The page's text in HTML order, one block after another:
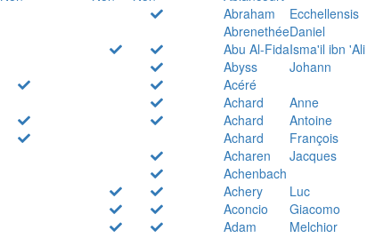
Abraham
Ecchellensis
AbrenethéeDaniel
Abu Al-FidaIsma'il ibn 'Ali
Abyss
Johann
Acéré
Achard
Anne
Achard
Antoine
Achard
François
Acharen
Jacques
Achenbach
Achery
Luc
Aconcio
Giacomo
Adam
Melchior